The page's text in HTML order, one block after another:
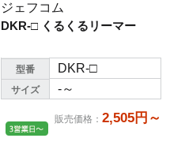
ジェフコム
DKR-□ くるくるリーマー
型番 DKR-□
サイズ -～
販売価格 ： 2,505円～